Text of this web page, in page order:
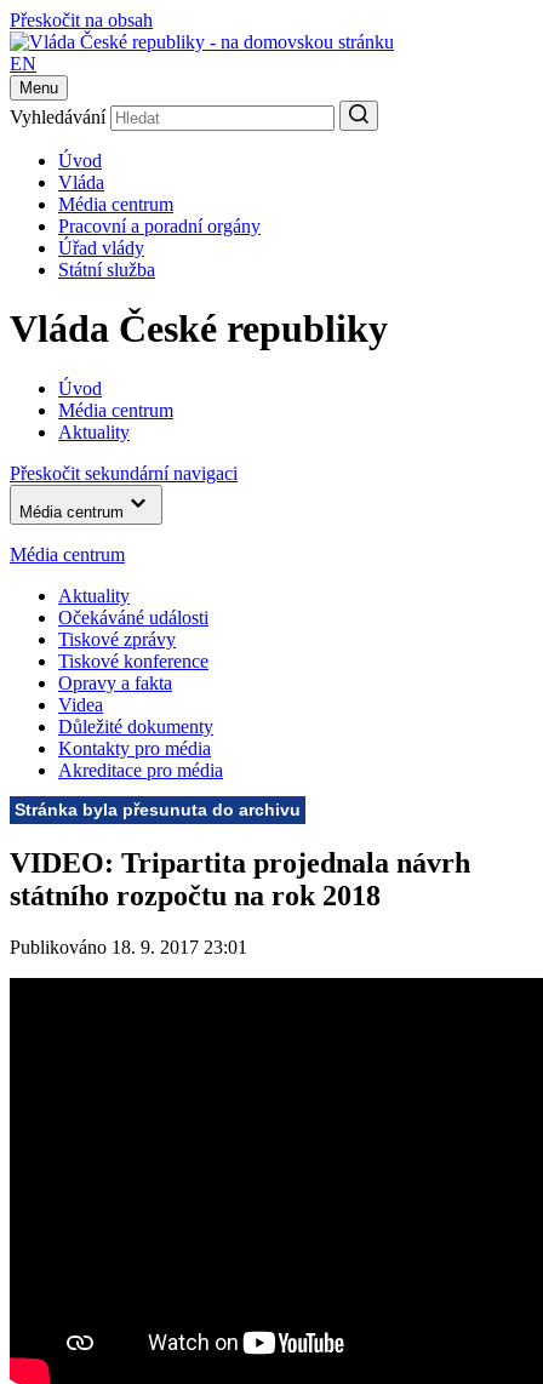
Přeskočit na obsah
EN
Menu
Vyhledávání
Úvod
Vláda
Média centrum
Pracovní a poradní orgány
Úřad vlády
Státní služba
Vláda České republiky
Úvod
Média centrum
Aktuality
Přeskočit sekundární navigaci
Média centrum
Média centrum
Aktuality
Očekáváné události
Tiskové zprávy
Tiskové konference
Opravy a fakta
Videa
Důležité dokumenty
Kontakty pro média
Akreditace pro média
Stránka byla přesunuta do archivu
VIDEO: Tripartita projednala návrh
státního rozpočtu na rok 2018
Publikováno 18. 9. 2017 23:01